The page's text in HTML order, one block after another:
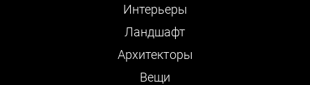
Интерьеры
Ландшафт
Архитекторы
Вещи